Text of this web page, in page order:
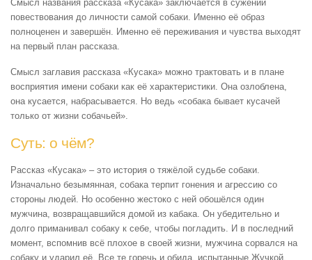
Смысл названия рассказа «Кусака» заключается в сужении
повествования до личности самой собаки. Именно её образ
полноценен и завершён. Именно её переживания и чувства выходят
на первый план рассказа.
Смысл заглавия рассказа «Кусака» можно трактовать и в плане
восприятия имени собаки как её характеристики. Она озлоблена,
она кусается, набрасывается. Но ведь «собака бывает кусачей
только от жизни собачьей».
Суть: о чём?
Рассказ «Кусака» – это история о тяжёлой судьбе собаки.
Изначально безымянная, собака терпит гонения и агрессию со
стороны людей. Но особенно жестоко с ней обошёлся один
мужчина, возвращавшийся домой из кабака. Он убедительно и
долго приманивал собаку к себе, чтобы погладить. И в последний
момент, вспомнив всё плохое в своей жизни, мужчина сорвался на
собаку и ударил её. Все те горечь и обида, испытанные Жучкой,